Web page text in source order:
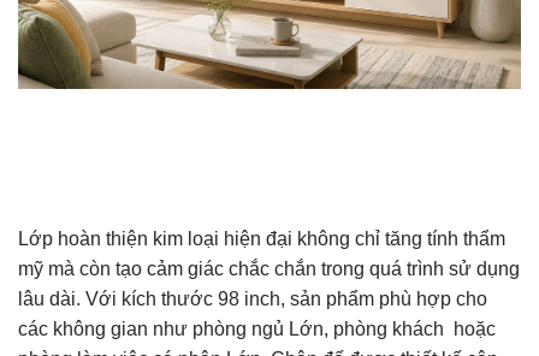
Lớp hoàn thiện kim loại hiện đại không chỉ tăng tính thẩm
mỹ mà còn tạo cảm giác chắc chắn trong quá trình sử dụng
lâu dài. Với kích thước 98 inch, sản phẩm phù hợp cho
các không gian như phòng ngủ Lớn, phòng khách hoặc